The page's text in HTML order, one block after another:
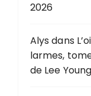
2026
Alys dans
larmes,
de Lee